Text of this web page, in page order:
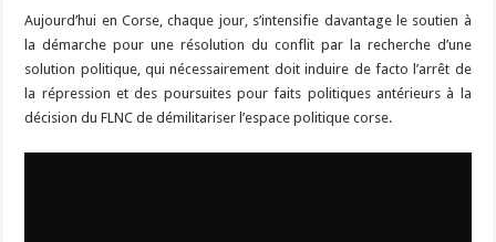
Aujourd’hui en Corse, chaque jour, s’intensifie davantage le soutien à
la démarche pour une résolution du conflit par la recherche d’une
solution politique, qui nécessairement doit induire de facto l’arrêt de
la répression et des poursuites pour faits politiques antérieurs à la
décision du FLNC de démilitariser l’espace politique corse.